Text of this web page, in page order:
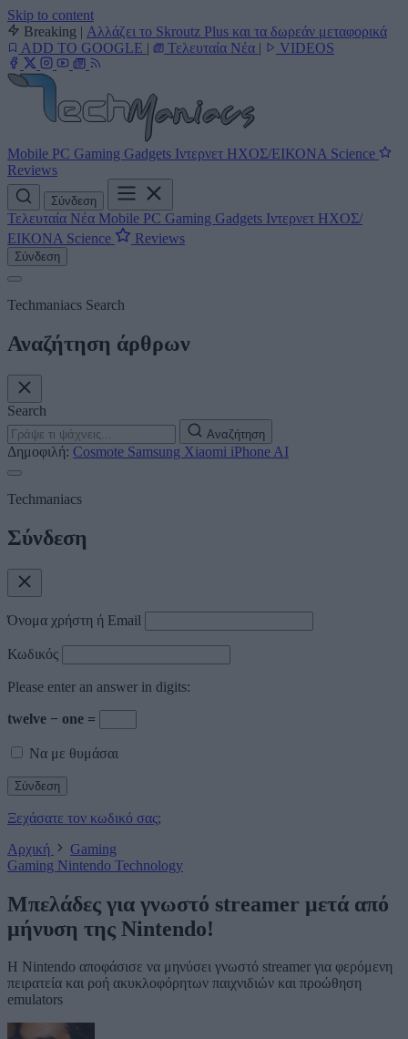
Skip to content
Breaking | Αλλάζει το Skroutz Plus και τα δωρεάν μεταφορικά
ADD TO GOOGLE | Τελευταία Νέα | VIDEOS
Mobile PC Gaming Gadgets Ιντερνετ ΗΧΟΣ/ΕΙΚΟΝΑ Science
Reviews
Σύνδεση
Τελευταία Νέα Mobile PC Gaming Gadgets Ιντερνετ ΗΧΟΣ/
ΕΙΚΟΝΑ Science Reviews
Σύνδεση
Techmaniacs Search
Αναζήτηση άρθρων
Search
Αναζήτηση
Δημοφιλή: Cosmote Samsung Xiaomi iPhone AI
Techmaniacs
Σύνδεση
Όνομα χρήστη ή Email
Κωδικός
Please enter an answer in digits:
twelve − one =
Να με θυμάσαι
Ξεχάσατε τον κωδικό σας;
Αρχική
Gaming
Gaming Nintendo Technology
Μπελάδες για γνωστό streamer μετά από
μήνυση της Nintendo!
Η Nintendo αποφάσισε να μηνύσει γνωστό streamer για φερόμενη
πειρατεία και ροή ακυκλοφόρητων παιχνιδιών και προώθηση
emulators